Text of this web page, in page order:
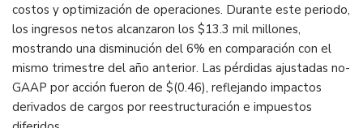
costos y optimización de operaciones. Durante este periodo,
los ingresos netos alcanzaron los $13.3 mil millones,
mostrando una disminución del 6% en comparación con el
mismo trimestre del año anterior. Las pérdidas ajustadas no-
GAAP por acción fueron de $(0.46), reflejando impactos
derivados de cargos por reestructuración e impuestos